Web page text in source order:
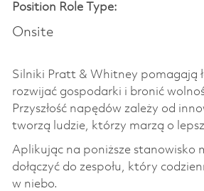
Position Role Type:
Onsite
Silniki Pratt & Whitney pomagają
rozwijać gospodarki i bronić
Przyszłość napędów zależy od
tworzą ludzie, którzy marzą o
Aplikując na poniższe stanowisko
dołączyć do zespołu, który
w niebo.